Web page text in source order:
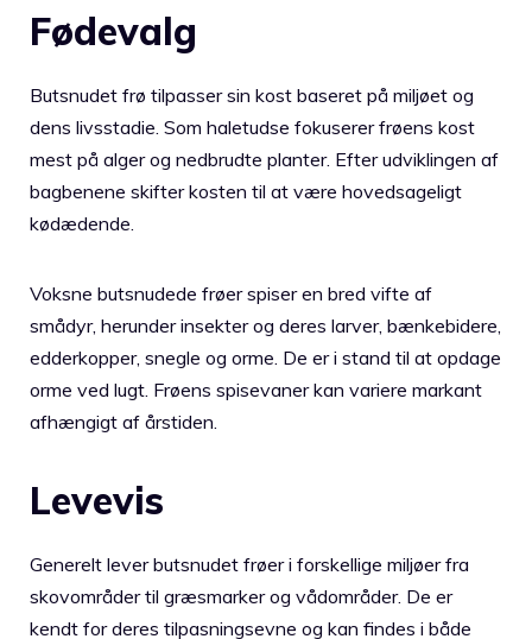
Fødevalg
Butsnudet frø tilpasser sin kost baseret på miljøet og
dens livsstadie. Som haletudse fokuserer frøens kost
mest på alger og nedbrudte planter. Efter udviklingen af
bagbenene skifter kosten til at være hovedsageligt
kødædende​​​.
Voksne butsnudede frøer spiser en bred vifte af
smådyr, herunder insekter og deres larver, bænkebidere,
edderkopper, snegle og orme. De er i stand til at opdage
orme ved lugt. Frøens spisevaner kan variere markant
afhængigt af årstiden.
Levevis
Generelt lever butsnudet frøer i forskellige miljøer fra
skovområder til græsmarker og vådområder. De er
kendt for deres tilpasningsevne og kan findes i både